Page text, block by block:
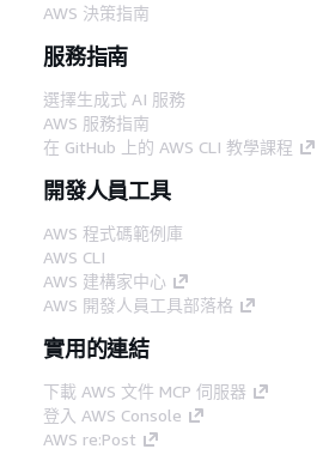
AWS 決策指南
服務指南
選擇生成式 AI 服務
AWS 服務指南
在 GitHub 上的 AWS CLI 教學課程
開發人員工具
AWS 程式碼範例庫
AWS CLI
AWS 建構家中心
AWS 開發人員工具部落格
實用的連結
下載 AWS 文件 MCP 伺服器
登入 AWS Console
AWS re:Post